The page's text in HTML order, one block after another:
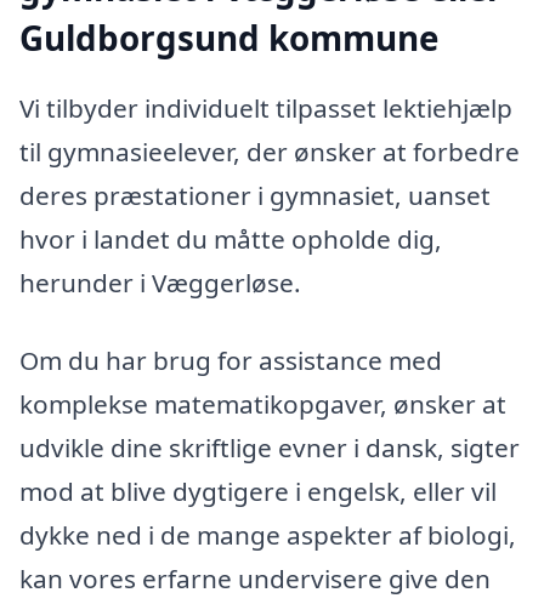
Guldborgsund kommune
Vi tilbyder individuelt tilpasset lektiehjælp
til gymnasieelever, der ønsker at forbedre
deres præstationer i gymnasiet, uanset
hvor i landet du måtte opholde dig,
herunder i Væggerløse.
Om du har brug for assistance med
komplekse matematikopgaver, ønsker at
udvikle dine skriftlige evner i dansk, sigter
mod at blive dygtigere i engelsk, eller vil
dykke ned i de mange aspekter af biologi,
kan vores erfarne undervisere give den